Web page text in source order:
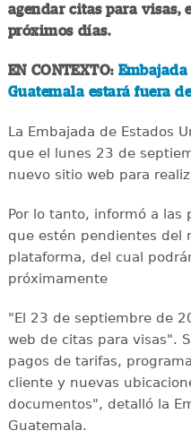
agendar citas para visas,
próximos días.
EN CONTEXTO: Embajada
Guatemala estará fuera
La Embajada de Estados
que el lunes 23 de
nuevo sitio web para
Por lo tanto, informó a las
que estén pendientes del
plataforma, del cual
próximamente
"El 23 de septiembre de
web de citas para visas".
pagos de tarifas,
cliente y nuevas
documentos", detalló la
Guatemala.